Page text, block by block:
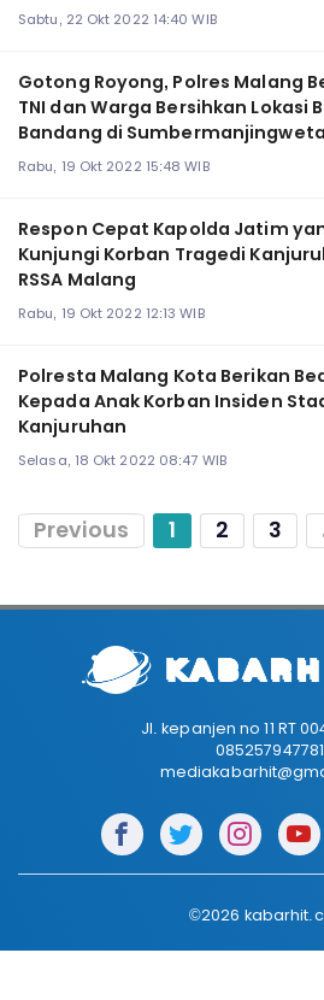
Sabtu, 22 Okt 2022 14:40 WIB
Gotong Royong, Polres Malang
TNI dan Warga Bersihkan Lokasi
Bandang di
Rabu, 19 Okt 2022 15:48 WIB
Respon Cepat Kapolda Jatim
Kunjungi Korban Tragedi
RSSA Malang
Rabu, 19 Okt 2022 12:13 WIB
Polresta Malang Kota Berikan
Kepada Anak Korban Insiden
Kanjuruhan
Selasa, 18 Okt 2022 08:47 WIB
Previous 1 2 3
Jl. kepanjen no 11 RT
085257947781
©2026